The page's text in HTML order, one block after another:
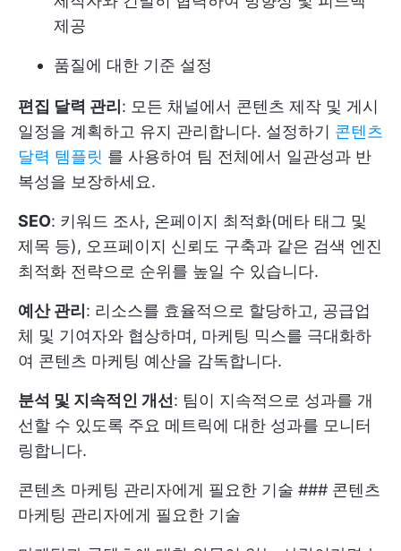
제공
품질에 대한 기준 설정
편집 달력 관리 : 모든 채널에서 콘텐츠 제작 및 게시
일정을 계획하고 유지 관리합니다. 설정하기 콘텐츠
달력 템플릿 를 사용하여 팀 전체에서 일관성과 반
복성을 보장하세요.
SEO: 키워드 조사, 온페이지 최적화(메타 태그 및
제목 등), 오프페이지 신뢰도 구축과 같은 검색 엔진
최적화 전략으로 순위를 높일 수 있습니다.
예산 관리 : 리소스를 효율적으로 할당하고, 공급업
체 및 기여자와 협상하며, 마케팅 믹스를 극대화하
여 콘텐츠 마케팅 예산을 감독합니다.
분석 및 지속적인 개선 : 팀이 지속적으로 성과를 개
선할 수 있도록 주요 메트릭에 대한 성과를 모니터
링합니다.
콘텐츠 마케팅 관리자에게 필요한 기술 ### 콘텐츠
마케팅 관리자에게 필요한 기술